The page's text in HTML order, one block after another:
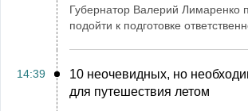
Губернатор Валерий Лимаренко
подойти к подготовке
14:39
10 неочевидных, но
для путешествия летом